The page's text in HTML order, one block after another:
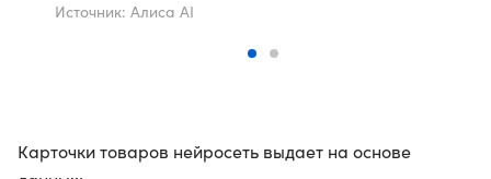
Источник: Алиса AI
Карточки товаров нейросеть выдает на основе